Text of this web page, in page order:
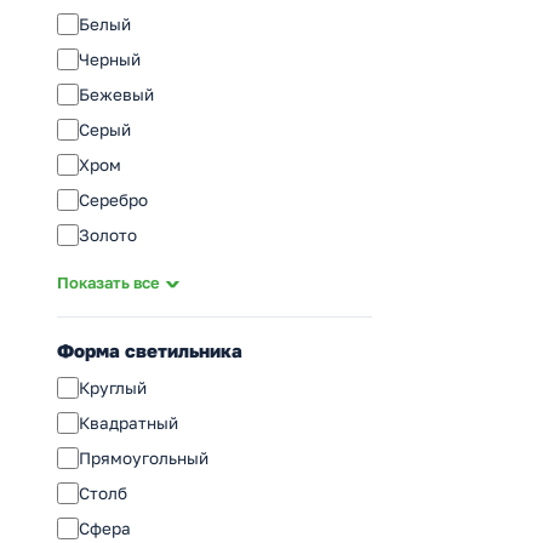
Белый
Черный
Бежевый
Серый
Хром
Серебро
Золото
Показать все
Форма светильника
Круглый
Квадратный
Прямоугольный
Столб
Сфера